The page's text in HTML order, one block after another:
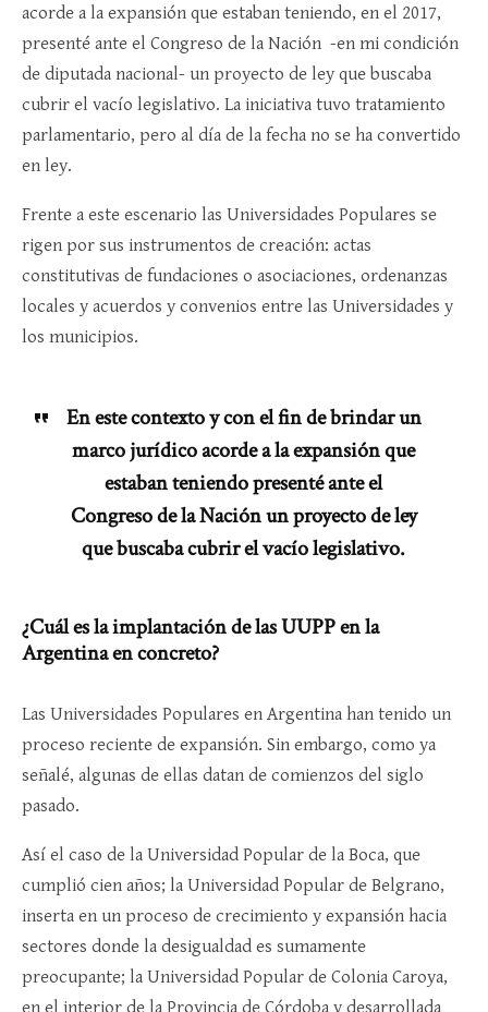
acorde a la expansión que estaban teniendo, en el 2017,
presenté ante el Congreso de la Nación -en mi condición
de diputada nacional- un proyecto de ley que buscaba
cubrir el vacío legislativo. La iniciativa tuvo tratamiento
parlamentario, pero al día de la fecha no se ha convertido
en ley.
Frente a este escenario las Universidades Populares se
rigen por sus instrumentos de creación: actas
constitutivas de fundaciones o asociaciones, ordenanzas
locales y acuerdos y convenios entre las Universidades y
los municipios.
En este contexto y con el fin de brindar un
marco jurídico acorde a la expansión que
estaban teniendo presenté ante el
Congreso de la Nación un proyecto de ley
que buscaba cubrir el vacío legislativo.
¿Cuál es la implantación de las UUPP en la
Argentina en concreto?
Las Universidades Populares en Argentina han tenido un
proceso reciente de expansión. Sin embargo, como ya
señalé, algunas de ellas datan de comienzos del siglo
pasado.
Así el caso de la Universidad Popular de la Boca, que
cumplió cien años; la Universidad Popular de Belgrano,
inserta en un proceso de crecimiento y expansión hacia
sectores donde la desigualdad es sumamente
preocupante; la Universidad Popular de Colonia Caroya,
en el interior de la Provincia de Córdoba y desarrollada